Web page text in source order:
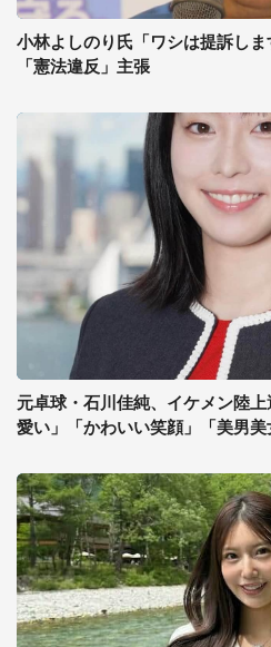
小林よしのり氏「ワシは提訴し
「憲法違反」主張
元卓球・石川佳純、イケメン陸
愛い」「かわいい笑顔」「美男